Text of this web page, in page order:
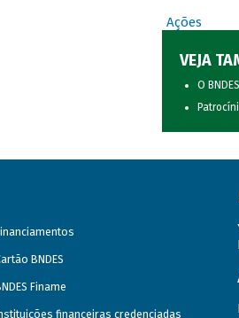
Ações
VEJA
O
BNDES
Finame
financeiras credenciadas